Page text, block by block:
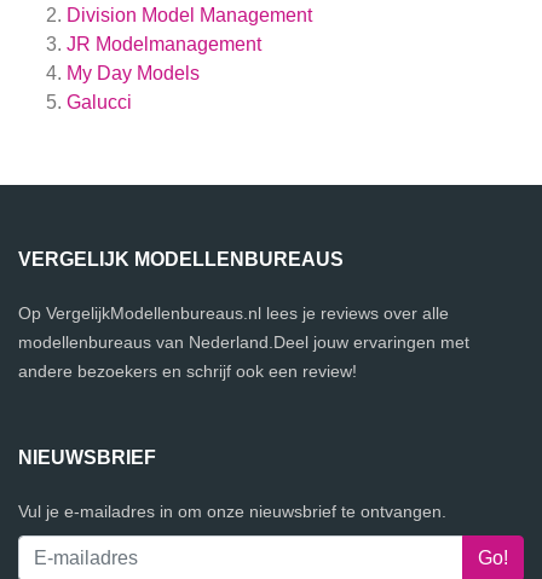
Division Model Management
JR Modelmanagement
My Day Models
Galucci
VERGELIJK MODELLENBUREAUS
Op VergelijkModellenbureaus.nl lees je reviews over alle
modellenbureaus van Nederland.Deel jouw ervaringen met
andere bezoekers en schrijf ook een review!
NIEUWSBRIEF
Vul je e-mailadres in om onze nieuwsbrief te ontvangen.